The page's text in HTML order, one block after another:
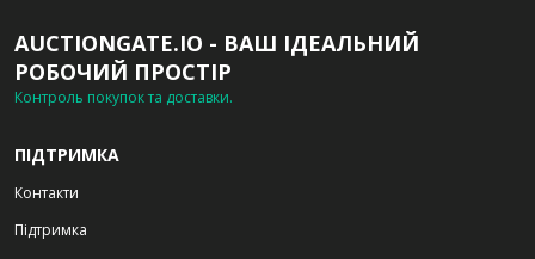
AUCTIONGATE.IO - ВАШ ІДЕАЛЬНИЙ
РОБОЧИЙ ПРОСТІР
Контроль покупок та доставки.
ПІДТРИМКА
Контакти
Підтримка